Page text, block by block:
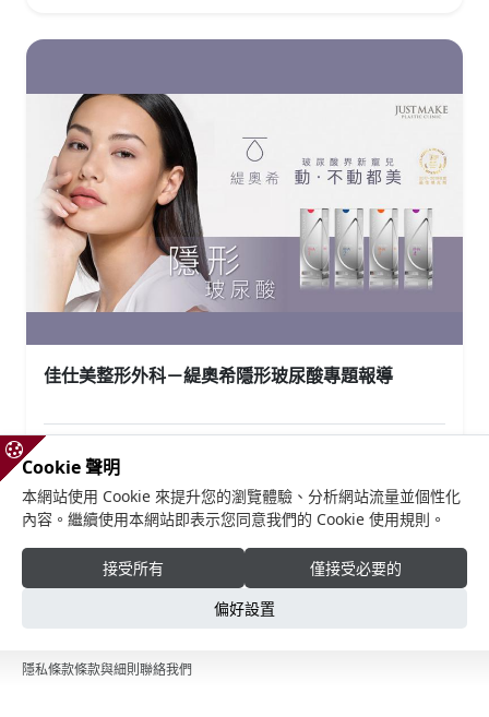
佳仕美整形外科－緹奧希隱形玻尿酸專題報導
Cookie 聲明
本網站使用 Cookie 來提升您的瀏覽體驗、分析網站流量並個性化
內容。繼續使用本網站即表示您同意我們的 Cookie 使用規則。
接受所有
僅接受必要的
偏好設置
隱私條款條款與細則 聯絡我們